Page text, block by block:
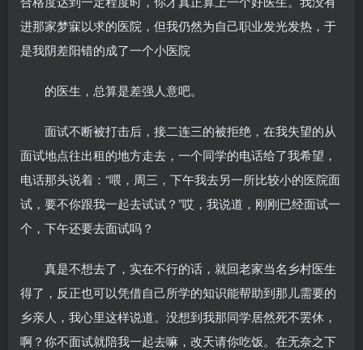
进那家梦寐以求的医院，但我仍然为自己职业发光发热，于
是我阴差阳错的成了一个小医院
的医生，总算是差强人意吧。
面试不断被打击后，接二连三的被拒绝，在我失望的从
面试地点往出租的地方走去，一个同学的电话给了我希望，
电话那头说着：“喂，周三，下午我去另一所比较小的医院面
试，要不你跟我一起去试试？”哎，我说道，刚刚已经面试一
个，下午还要去面试吗？
真是不想去了，实在不行的话，就回老家当名乡村医生
得了，反正也可以凭借自己所学的知识能帮助到那儿需要的
乡亲人，我心里这样说道。没想到我那同学居然死不罢休，
啊？你不面试就陪我一起去嘛，改天请你吃饭。在无奈之下